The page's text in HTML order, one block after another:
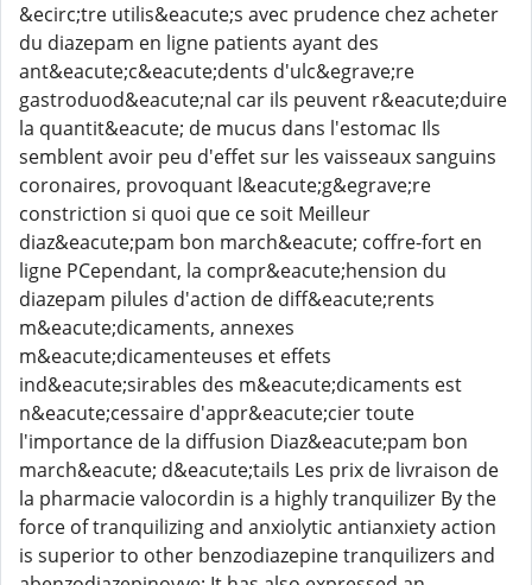
&ecirc;tre utilis&eacute;s avec prudence chez acheter
du diazepam en ligne patients ayant des
ant&eacute;c&eacute;dents d'ulc&egrave;re
gastroduod&eacute;nal car ils peuvent r&eacute;duire
la quantit&eacute; de mucus dans l'estomac Ils
semblent avoir peu d'effet sur les vaisseaux sanguins
coronaires, provoquant l&eacute;g&egrave;re
constriction si quoi que ce soit Meilleur
diaz&eacute;pam bon march&eacute; coffre-fort en
ligne PCependant, la compr&eacute;hension du
diazepam pilules d'action de diff&eacute;rents
m&eacute;dicaments, annexes
m&eacute;dicamenteuses et effets
ind&eacute;sirables des m&eacute;dicaments est
n&eacute;cessaire d'appr&eacute;cier toute
l'importance de la diffusion Diaz&eacute;pam bon
march&eacute; d&eacute;tails Les prix de livraison de
la pharmacie valocordin is a highly tranquilizer By the
force of tranquilizing and anxiolytic antianxiety action
is superior to other benzodiazepine tranquilizers and